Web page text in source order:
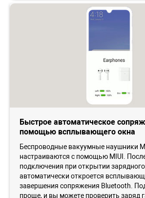
Быстрое автоматическое
помощью всплывающего окна
Беспроводные вакуумные наушники
настраиваются с помощью MIUI.
подключения при открытии
автоматически откроется
завершения сопряжения Bluetooth.
проще, и вы можете проверить заряд